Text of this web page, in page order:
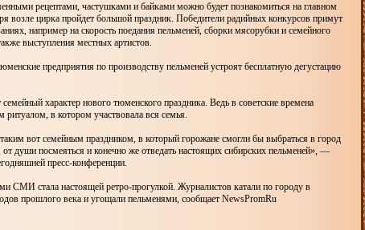
рецептами, частушками и байками можно будет познакомиться на главном
возле цирка пройдет большой праздник. Победители радийных конкурсов примут
например на скорость поедания пельменей, сборки мясорубки и семейного
выступления местных артистов.
предприятия по производству пельменей устроят бесплатную дегустацию
характер нового тюменского праздника. Ведь в советские времена
в котором участвовала вся семья.
вот семейным праздником, в который горожане смогли бы выбраться в город
души посмеяться и конечно же отведать настоящих сибирских пельменей», —
пресс-конференции.
СМИ стала настоящей ретро-прогулкой. Журналистов катали по городу в
прошлого века и угощали пельменями, сообщает NewsPromRu